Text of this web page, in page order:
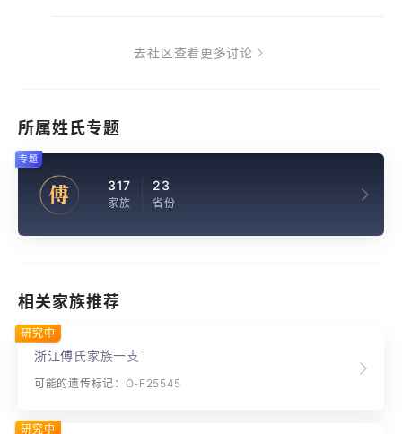
去社区查看更多讨论
所属姓氏专题
傅 317
家族
23
省份
专题
相关家族推荐
浙江傅氏家族一支
可能的遗传标记：O-F25545
研究中
研究中